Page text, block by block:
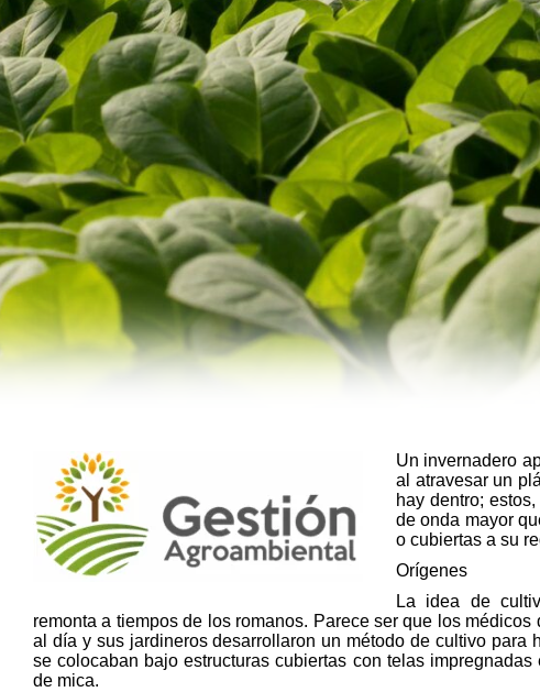
Un invernadero
al atravesar un
hay dentro;
de onda mayor
o cubiertas a su
Orígenes
La idea de
remonta a tiempos de los romanos. Parece ser que los
al día y sus jardineros desarrollaron un método de cultivo
se colocaban bajo estructuras cubiertas con telas
de mica.